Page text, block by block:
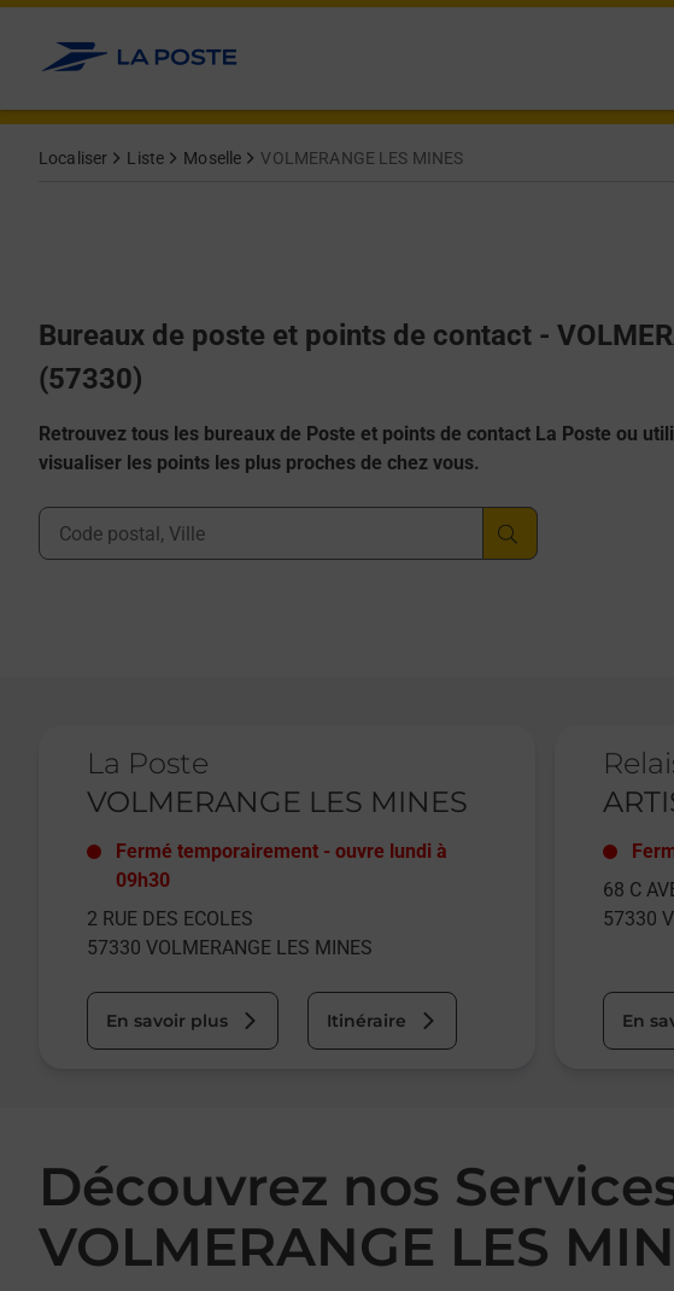
Allez au contenu
Localiser Liste Moselle VOLMERANGE LES MINES
Bureaux de poste et points de contact -
(57330)
Retrouvez tous les bureaux de Poste et points de contact La Poste ou
visualiser les points les plus proches de chez vous.
Ville, Département, Code Postal
La Poste
VOLMERANGE LES MINES
Fermé temporairement - ouvre lundi à
09h30
2 RUE DES ECOLES
57330 VOLMERANGE LES MINES
En savoir plus Itinéraire
68 C
57330
En
Découvrez nos
VOLMERANGE LES
Afficher ou masquer la réponse
Afficher ou masquer la réponse
Afficher ou masquer la réponse
Afficher ou masquer la réponse
Afficher ou masquer la réponse